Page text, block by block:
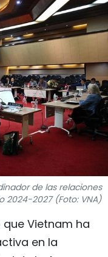
de las relaciones
2024-2027 (Foto: VNA)
que Vietnam ha
en la